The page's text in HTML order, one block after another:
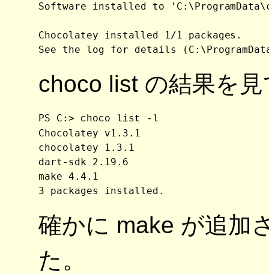
Software installed to
Chocolatey installed 1/1 packages.
choco list の結果を
PS C:> choco list -l
Chocolatey v1.3.1
chocolatey 1.3.1
dart-sdk 2.19.6
make 4.4.1
3 packages installed.
確かに make が追加
た。